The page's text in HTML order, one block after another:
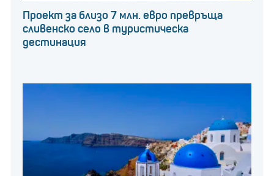
Проект за близо 7 млн. евро превръща
сливенско село в туристическа
дестинация